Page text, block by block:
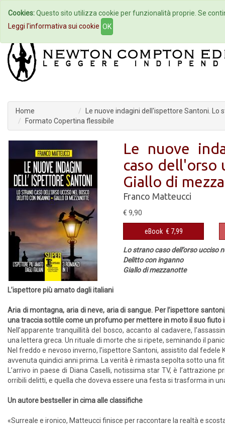
Home Autori Eventi
Home
Le nuove indagini dell'ispettore Santoni.
Formato Copertina flessibile
Le nuove
caso dell'orso
Giallo di
Franco Matteucci
€ 9,90
eBook € 7,99
Lo strano caso dell’orso ucciso
Delitto con inganno
Giallo di mezzanotte
L’ispettore più amato dagli italiani
Aria di montagna, aria di neve, aria di sangue. Per l’ispettore
una traccia sottile come un profumo per mettere in moto il suo fiuto
Nell’apparente tranquillità del bosco, accanto al cadavere,
una lettera greca. Un rituale di morte che si ripete, seminando il
Nel freddo e nevoso inverno, l’ispettore Santoni, assistito dal
avvenuta quindici anni prima. La verità è rimasta sepolta sotto una
L’arrivo in paese di Diana Caselli, notissima star TV, è
orribili delitti, e quella che doveva essere una festa si trasforma in
Un autore bestseller in cima alle classifiche
«Surreale e ironico, Matteucci finisce per raccontare la realtà e
Cookies:Questo sito utilizza cookie per funzionalità proprie. Se
Leggi l'informativa sui cookie OK